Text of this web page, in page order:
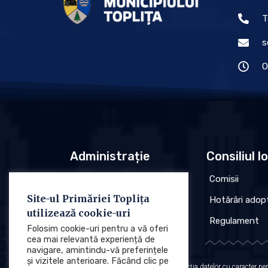
Administrație
Organigrama
Consiliul
Comisii
Hotărâri
Regulament
Site-ul Primăriei Toplița
utilizează cookie-uri
Folosim cookie-uri pentru a vă oferi
cea mai relevantă experiență de
navigare, amintindu-vă preferințele
și vizitele anterioare. Făcând clic pe